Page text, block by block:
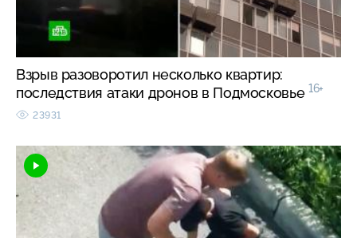
Взрыв разоворотил несколько квартир:
последствия атаки дронов в Подмосковье 16+
23931